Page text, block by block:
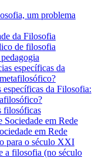
um problema
da Filosofia
de filosofia
específicas da
específicas da Filosofia:
filosóficas
Sociedade em Rede
em Rede
para o século XXI
a filosofia (no século